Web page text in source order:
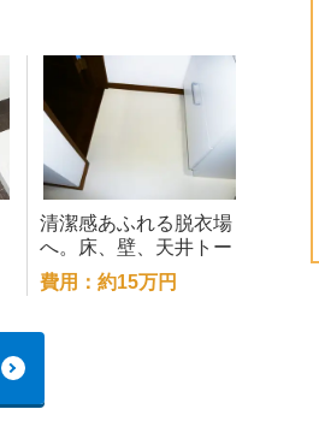
清潔感あふれる脱衣場
へ。床、壁、天井トー
タルリフォーム。
費用：約15万円